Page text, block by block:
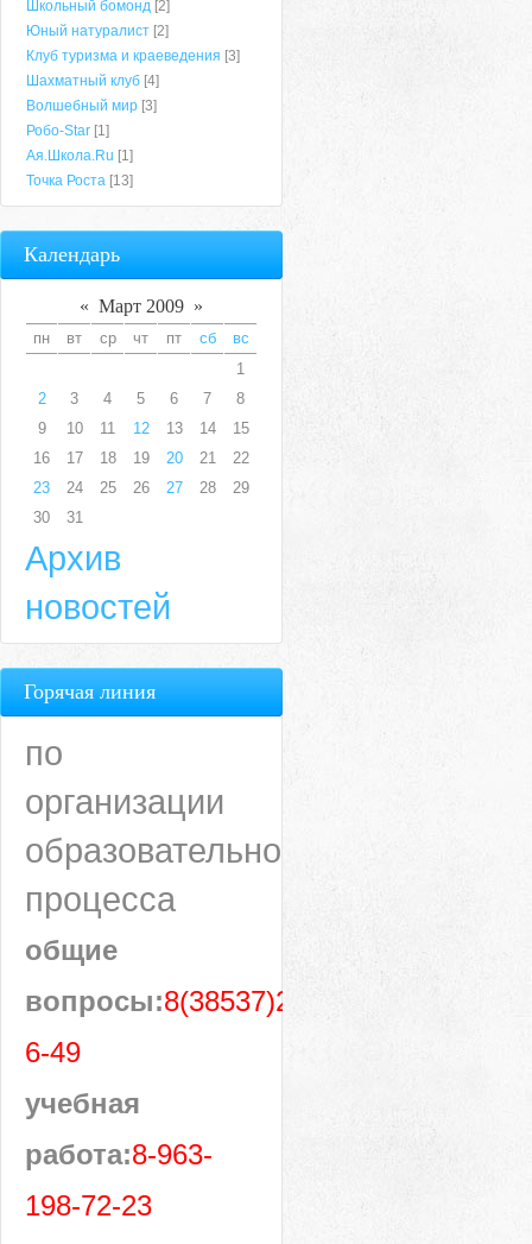
Школьный бомонд [2]
Юный натуралист [2]
Клуб туризма и краеведения [3]
Шахматный клуб [4]
Волшебный мир [3]
Робо-Star [1]
Ая.Школа.Ru [1]
Точка Роста [13]
Календарь
« Март 2009 »
пн вт ср чт пт сб
вс
1
2
3 4 5 6 7
8
9
10 11 12 13 14
15
16
17 18 19 20 21
22
23
24 25 26 27 28
29
30
31
Архив
новостей
Горячая линия
по
организации
образовательного
процесса
общие
вопросы:8(38537)28-
6-49
учебная
работа:8-963-
198-72-23